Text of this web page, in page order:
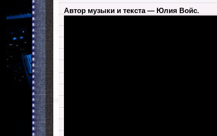
Автор музыки и текста — Юлия Войс.